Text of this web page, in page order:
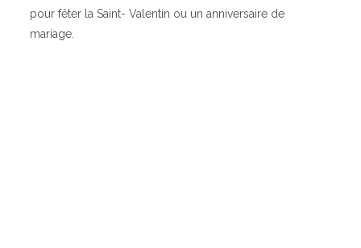
pour fêter la Saint- Valentin ou un anniversaire de
mariage.